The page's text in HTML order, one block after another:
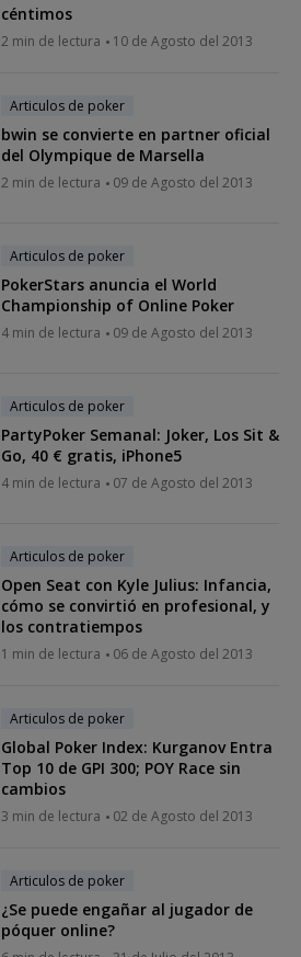
céntimos
2 min de lectura 10 de Agosto del 2013
Articulos de poker
bwin se convierte en partner oficial
del Olympique de Marsella
2 min de lectura 09 de Agosto del 2013
Articulos de poker
PokerStars anuncia el World
Championship of Online Poker
4 min de lectura 09 de Agosto del 2013
Articulos de poker
PartyPoker Semanal: Joker, Los Sit &
Go, 40 € gratis, iPhone5
4 min de lectura 07 de Agosto del 2013
Articulos de poker
Open Seat con Kyle Julius: Infancia,
cómo se convirtió en profesional, y
los contratiempos
1 min de lectura 06 de Agosto del 2013
Articulos de poker
Global Poker Index: Kurganov Entra
Top 10 de GPI 300; POY Race sin
cambios
3 min de lectura 02 de Agosto del 2013
Articulos de poker
¿Se puede engañar al jugador de
póquer online?